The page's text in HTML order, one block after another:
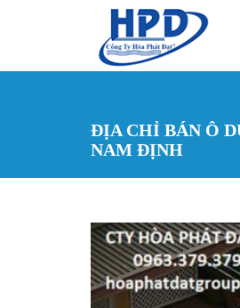
ĐỊA CHỈ BÁN Ô
NAM ĐỊNH